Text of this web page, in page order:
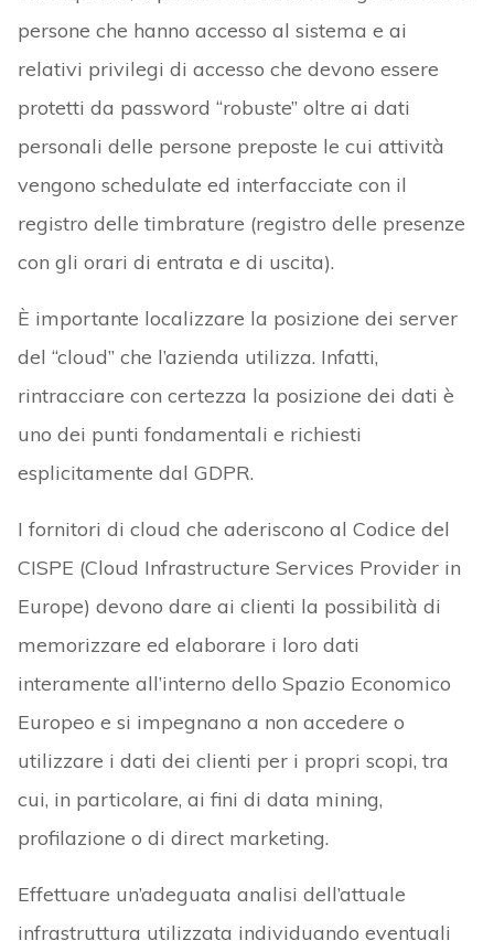
persone che hanno accesso al sistema e ai
relativi privilegi di accesso che devono essere
protetti da password “robuste” oltre ai dati
personali delle persone preposte le cui attività
vengono schedulate ed interfacciate con il
registro delle timbrature (registro delle presenze
con gli orari di entrata e di uscita).
È importante localizzare la posizione dei server
del “cloud” che l’azienda utilizza. Infatti,
rintracciare con certezza la posizione dei dati è
uno dei punti fondamentali e richiesti
esplicitamente dal GDPR.
I fornitori di cloud che aderiscono al Codice del
CISPE (Cloud Infrastructure Services Provider in
Europe) devono dare ai clienti la possibilità di
memorizzare ed elaborare i loro dati
interamente all’interno dello Spazio Economico
Europeo e si impegnano a non accedere o
utilizzare i dati dei clienti per i propri scopi, tra
cui, in particolare, ai fini di data mining,
profilazione o di direct marketing.
Effettuare un’adeguata analisi dell’attuale
infrastruttura utilizzata individuando eventuali